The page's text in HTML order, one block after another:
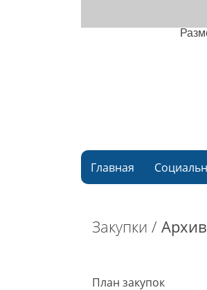
Главная
Закупки / Архив
План закупок